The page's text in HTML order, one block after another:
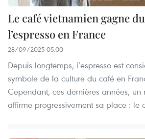
Le café vietnamien gagne
l’espresso en France
28/09/2025 05:00
Depuis longtemps, l’espresso est
symbole de la culture du café en
Cependant, ces dernières années, un
affirme progressivement sa place : le